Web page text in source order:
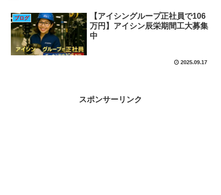
ブログ
【アイシングループ正社員で106
万円】アイシン辰栄期間工大募集
中
2025.09.17
スポンサーリンク